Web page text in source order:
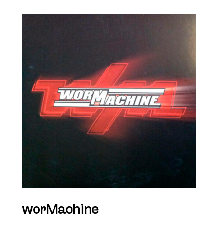
worMachine